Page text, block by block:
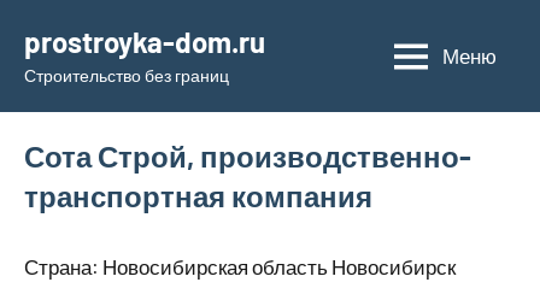
содержимому
prostroyka-dom.ru
Строительство без границ
Меню
Сота Строй, производственно-
транспортная компания
Страна: Новосибирская область Новосибирск